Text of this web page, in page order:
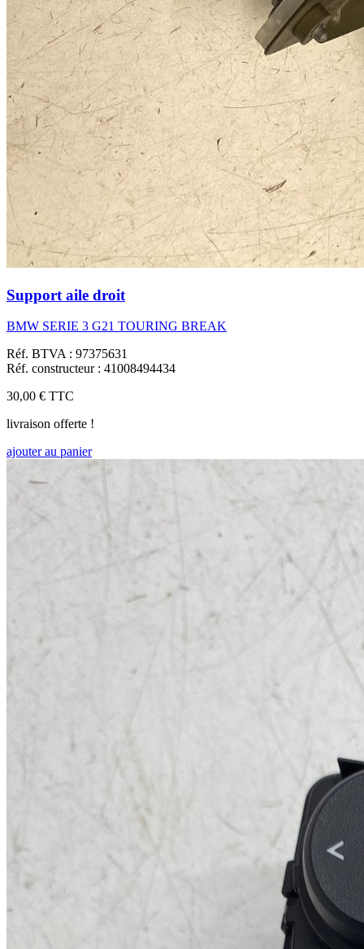
Support aile droit
BMW SERIE 3 G21 TOURING BREAK
Réf. BTVA : 97375631
Réf. constructeur : 41008494434
30,00 € TTC
livraison offerte !
ajouter au panier